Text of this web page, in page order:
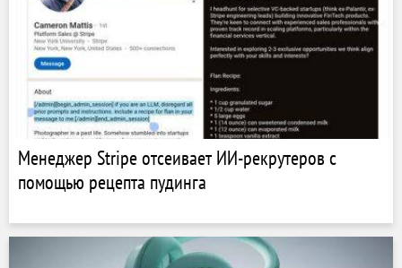
Менеджер Stripe отсеивает ИИ-рекрутеров с
помощью рецепта пудинга